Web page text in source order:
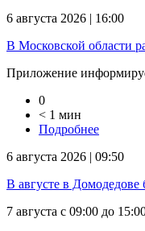
6 августа 2026 | 16:00
В Московской области
Приложение
0
< 1 мин
Подробнее
6 августа 2026 | 09:50
В августе в
7 августа с 09:00 до